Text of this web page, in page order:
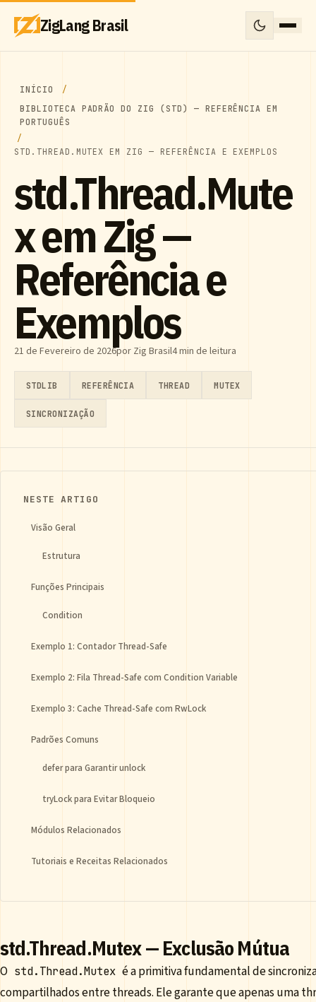
ZigLang Brasil
INÍCIO
BIBLIOTECA PADRÃO DO ZIG (STD) — REFERÊNCIA EM
PORTUGUÊS
STD.THREAD.MUTEX EM ZIG — REFERÊNCIA E EXEMPLOS
std.Thread.Mute
x em Zig —
Referência e
Exemplos
21 de Fevereiro de 2026por Zig Brasil4 min de leitura
STDLIB REFERÊNCIA THREAD MUTEX
SINCRONIZAÇÃO
NESTE ARTIGO
Visão Geral
Estrutura
Funções Principais
Condition
Exemplo 1: Contador Thread-Safe
Exemplo 2: Fila Thread-Safe com Condition Variable
Exemplo 3: Cache Thread-Safe com RwLock
Padrões Comuns
defer para Garantir unlock
tryLock para Evitar Bloqueio
Módulos Relacionados
Tutoriais e Receitas Relacionados
std.Thread.Mutex — Exclusão Mútua
O std.Thread.Mutex é a primitiva fundamental de
compartilhados entre threads. Ele garante que apenas uma